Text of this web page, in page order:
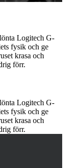
Logitech G-
fysik och ge
krasa och
förr.
Logitech G-
fysik och ge
krasa och
förr.